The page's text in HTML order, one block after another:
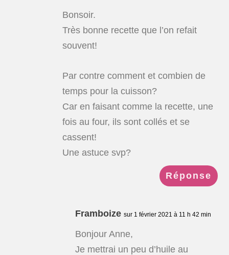
Bonsoir.
Très bonne recette que l’on refait
souvent!
Par contre comment et combien de
temps pour la cuisson?
Car en faisant comme la recette, une
fois au four, ils sont collés et se
cassent!
Une astuce svp?
Réponse
Framboize sur 1 février 2021 à 11 h 42 min
Bonjour Anne,
Je mettrai un peu d’huile au